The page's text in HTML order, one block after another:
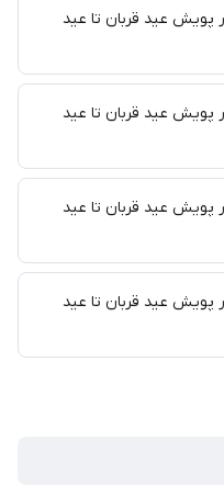
پویش عید قربان تا عید
پویش عید قربان تا عید
پویش عید قربان تا عید
پویش عید قربان تا عید